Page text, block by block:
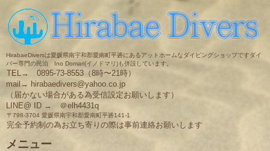
HirabaeDiversは愛媛県南宇和郡愛南町平碆にあるアットホームなダイビングショップですダイ
バー専門の民泊 Ino Domari(イノドマリ)も併設しています。
TEL→ 0895-73-8553（8時〜21時）
mail→ hirabaedivers@yahoo.co.jp
（届かない場合がある為受信設定お願いします）
LINE@ ID → ＠elh4431q
〒798-3704 愛媛県南宇和郡愛南町平碆141-1
完全予約制の為お立ち寄りの際は事前連絡お願いします
メニュー